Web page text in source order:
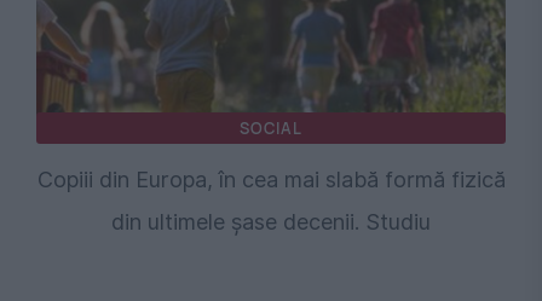
SOCIAL
Copiii din Europa, în cea mai slabă formă fizică
din ultimele șase decenii. Studiu